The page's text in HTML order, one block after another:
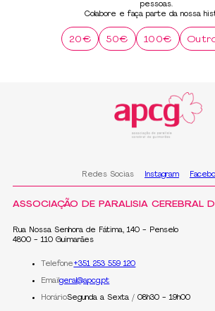
pessoas.
Colabore e faça parte da nossa
20€ 50€ 100€
Redes Socias Instagram
ASSOCIAÇÃO DE PARALISIA CEREBRAL
Rua Nossa Senhora de Fátima, 140 - Penselo
4800 - 110 Guimarães
Telefone+351 253 559 120
Emailgeral@apcg.pt
HorárioSegunda a Sexta / 08h30 - 19h00